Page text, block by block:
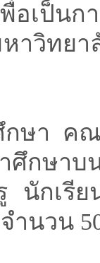
รเต
าวิทย
ณาจา
ศึกษาบ
นในโ
ำนวน